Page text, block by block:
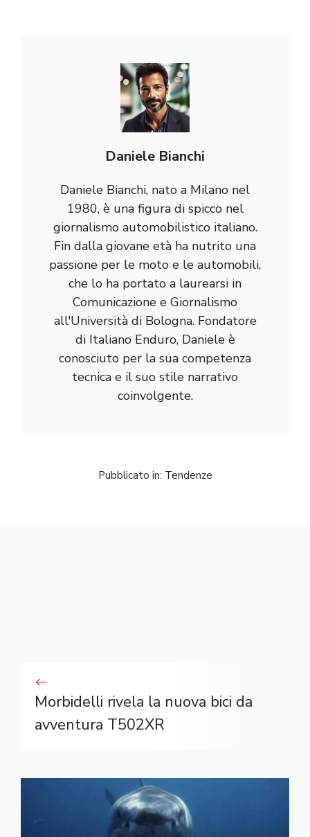
Daniele Bianchi
Daniele Bianchi, nato a Milano nel
1980, è una figura di spicco nel
giornalismo automobilistico italiano.
Fin dalla giovane età ha nutrito una
passione per le moto e le automobili,
che lo ha portato a laurearsi in
Comunicazione e Giornalismo
all'Università di Bologna. Fondatore
di Italiano Enduro, Daniele è
conosciuto per la sua competenza
tecnica e il suo stile narrativo
coinvolgente.
Pubblicato in: Tendenze
Morbidelli rivela la nuova bici da
avventura T502XR